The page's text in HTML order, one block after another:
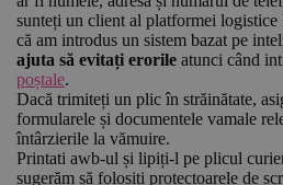
sunteți un client al platformei
că am introdus un sistem bazat pe
ajuta să evitați erorile atunci când
poștale.
Dacă trimiteți un plic în străinătate,
formularele și documentele vamale
întârzierile la vămuire.
Printati awb-ul și lipiți-l pe plicul
sugerăm să folosiți protectoarele de